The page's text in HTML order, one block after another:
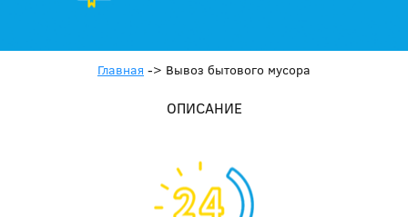
Главная -> Вывоз бытового мусора
ОПИСАНИЕ